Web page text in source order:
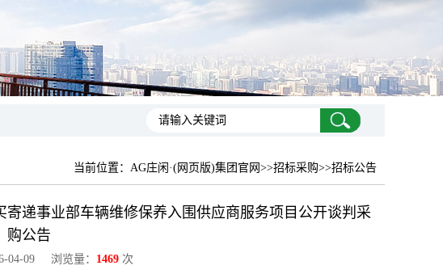
当前位置： AG庄闲·(网页版)集团官网 >>招标采购>>招标公告
递事业部车辆维修保养入围供应商服务项目公开谈判采
购公告
04-09 浏览量： 1469 次